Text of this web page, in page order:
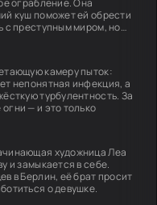
ограбление. Она
куш поможет ей обрести
с преступным миром, но
камеру пыток:
непонятная инфекция, а
турбулентность. За
— и это только
художница Леа
и замыкается в себе.
в Берлин, её брат просит
о девушке.